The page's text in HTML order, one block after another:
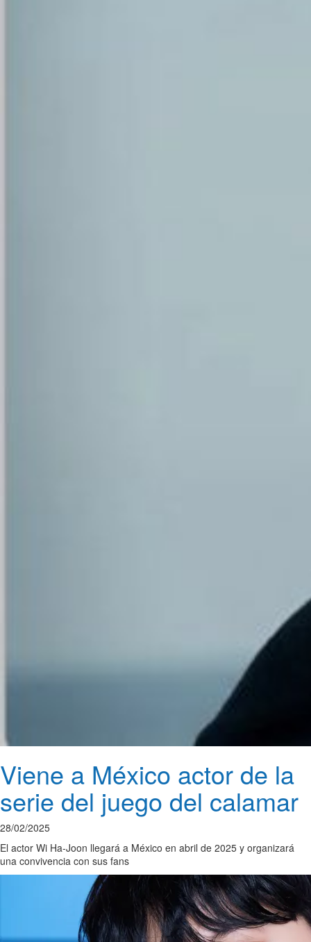
Viene a México actor de la
serie del juego del calamar
28/02/2025
El actor Wi Ha-Joon llegará a México en abril de 2025 y organizará
una convivencia con sus fans